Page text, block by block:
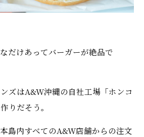
だけあってバーガーが絶品で
ズはA&W沖縄の自社工場「ホンコ
りだそう。
島内すべてのA&W店舗からの注文